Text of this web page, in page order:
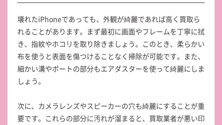
壊れたiPhoneであっても、外観が綺麗であれば高く買取ら
れることがあります。まず最初に画面やフレームを丁寧に拭
き、指紋やホコリを取り除きましょう。このとき、柔らかい
布を使うと表面を傷つけることなく掃除が可能です。また、
細かい溝やポートの部分もエアダスターを使って綺麗にしま
しょう。
次に、カメラレンズやスピーカーの穴も綺麗にすることが重
要です。これらの部分に汚れが溜まると、買取業者が悪い印